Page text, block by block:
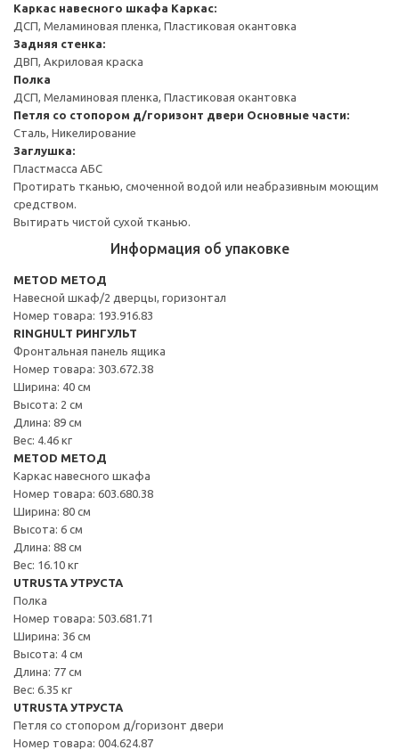
Каркас навесного шкафа Каркас:
ДСП, Меламиновая пленка, Пластиковая окантовка
Задняя стенка:
ДВП, Акриловая краска
Полка
ДСП, Меламиновая пленка, Пластиковая окантовка
Петля со стопором д/горизонт двери Основные части:
Сталь, Никелирование
Заглушка:
Пластмасса АБС
Протирать тканью, смоченной водой или неабразивным моющим
средством.
Вытирать чистой сухой тканью.
Информация об упаковке
METOD МЕТОД
Навесной шкаф/2 дверцы, горизонтал
Номер товара: 193.916.83
RINGHULT РИНГУЛЬТ
Фронтальная панель ящика
Номер товара: 303.672.38
Ширина: 40 см
Высота: 2 см
Длина: 89 см
Вес: 4.46 кг
METOD МЕТОД
Каркас навесного шкафа
Номер товара: 603.680.38
Ширина: 80 см
Высота: 6 см
Длина: 88 см
Вес: 16.10 кг
UTRUSTA УТРУСТА
Полка
Номер товара: 503.681.71
Ширина: 36 см
Высота: 4 см
Длина: 77 см
Вес: 6.35 кг
UTRUSTA УТРУСТА
Петля со стопором д/горизонт двери
Номер товара: 004.624.87